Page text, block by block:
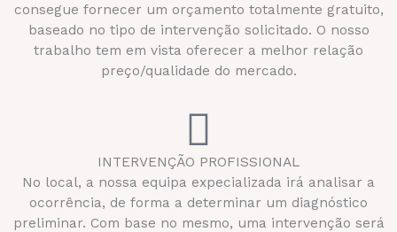
consegue fornecer um orçamento totalmente gratuito,
baseado no tipo de intervenção solicitado. O nosso
trabalho tem em vista oferecer a melhor relação
preço/qualidade do mercado.
INTERVENÇÃO PROFISSIONAL
No local, a nossa equipa expecializada irá analisar a
ocorrência, de forma a determinar um diagnóstico
preliminar. Com base no mesmo, uma intervenção será